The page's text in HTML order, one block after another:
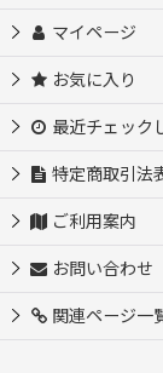
コードギアス 反
キルラキル コス
薬屋のひとりご
マイページ
お気に入り
最近チェック
特定商取引法
ご利用案内
お問い合わせ
関連ページ一